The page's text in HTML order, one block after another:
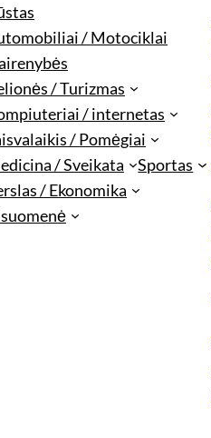
/ Motociklai
/ Turizmas
/ internetas
/ Pomėgiai
/ Sveikata
Sportas
/ Ekonomika